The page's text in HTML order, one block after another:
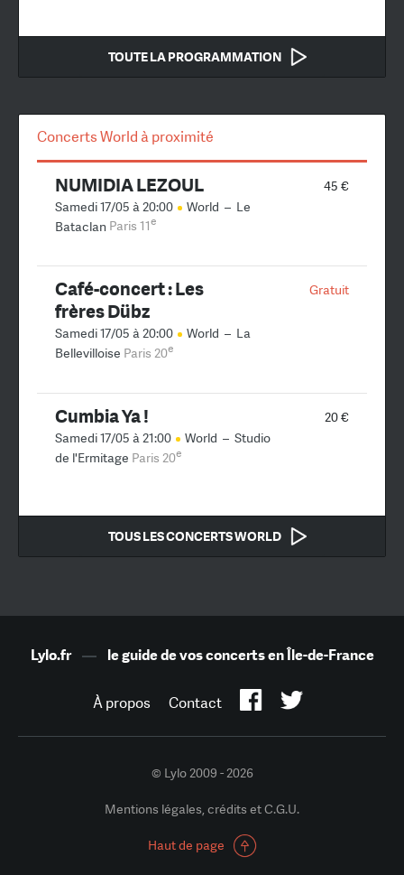
TOUTE LA PROGRAMMATION
Concerts World à proximité
45 €
NUMIDIA LEZOUL
Samedi 17/05 à 20:00 World – Le
Bataclan Paris 11e
Gratuit
Café-concert : Les
frères Dübz
Samedi 17/05 à 20:00 World – La
Bellevilloise Paris 20e
20 €
Cumbia Ya !
Samedi 17/05 à 21:00 World – Studio
de l'Ermitage Paris 20e
TOUS LES CONCERTS WORLD
Lylo.fr— le guide de vos concerts en Île-de-France
À propos Contact
© Lylo 2009 - 2026
Mentions légales, crédits et C.G.U.
Haut de page